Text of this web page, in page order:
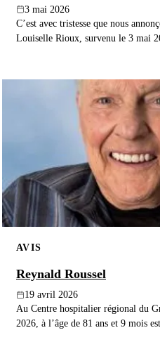
3 mai 2026
C’est avec tristesse que nous
Louiselle Rioux, survenu le 3 mai
AVIS
Reynald Roussel
19 avril 2026
Au Centre hospitalier régional du
2026, à l’âge de 81 ans et 9 mois